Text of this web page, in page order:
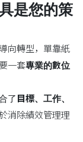
是您的策
向轉型，單靠紙
一套專業的數位
了 目標、工作、
消除績效管理理